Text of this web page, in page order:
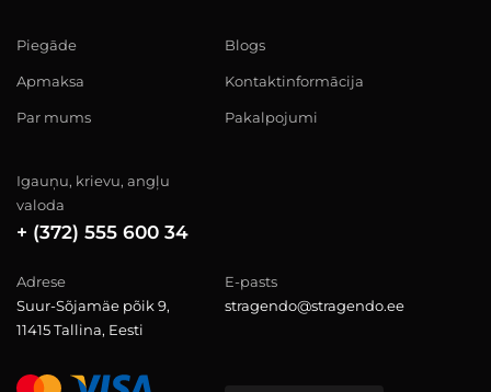
Piegāde
Apmaksa
Par mums
Blogs
Kontaktinformācija
Pakalpojumi
Igauņu, krievu, angļu
valoda
+ (372) 555 600 34
Adrese
Suur-Sõjamäe põik 9,
11415 Tallina, Eesti
E-pasts
stragendo@stragendo.ee